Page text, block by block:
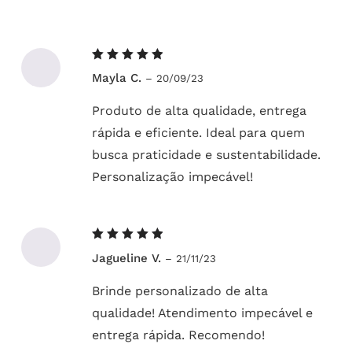
5de 5
Mayla C. – 20/09/23
Produto de alta qualidade, entrega
rápida e eficiente. Ideal para quem
busca praticidade e sustentabilidade.
Personalização impecável!
5de 5
Jagueline V. – 21/11/23
Brinde personalizado de alta
qualidade! Atendimento impecável e
entrega rápida. Recomendo!